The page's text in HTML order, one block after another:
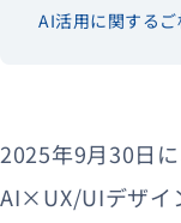
AI活用に関する
2025年9月30日
AI×UX/UIデザイ